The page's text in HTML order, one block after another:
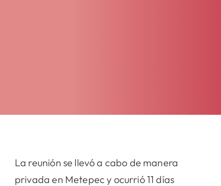
La reunión se llevó a cabo de manera
privada en Metepec y ocurrió 11 días